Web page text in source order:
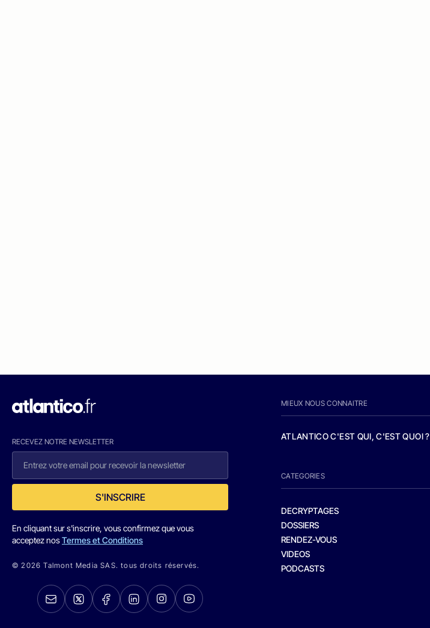
RECEVEZ NOTRE NEWSLETTER
S'INSCRIRE
En cliquant sur s'inscrire, vous confirmez que vous
acceptez nosTermes et Conditions
© 2026 Talmont Media SAS. tous droits réservés.
MIEUX NOUS CONNAITRE
ATLANTICO C'EST QUI, C'EST QUOI ?
CATEGORIES
DECRYPTAGES
DOSSIERS
RENDEZ-VOUS
VIDEOS
PODCASTS